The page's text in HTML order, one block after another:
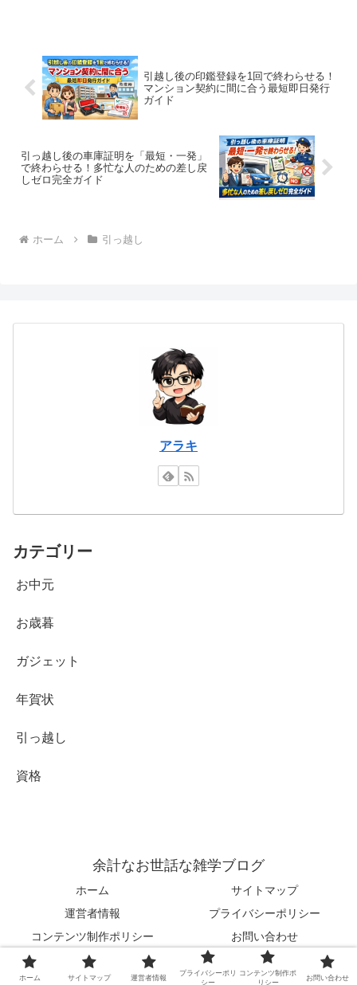
引越し後の印鑑登録を1回で終わらせる！
マンション契約に間に合う最短即日発行
ガイド
引っ越し後の車庫証明を「最短・一発」
で終わらせる！多忙な人のための差し戻
しゼロ完全ガイド
ホーム 引っ越し
アラキ
カテゴリー
お中元
お歳暮
ガジェット
年賀状
引っ越し
資格
余計なお世話な雑学ブログ
ホーム
サイトマップ
運営者情報
プライバシーポリシー
コンテンツ制作ポリシー
お問い合わせ
© 2025 余計なお世話な雑学ブログ.
ホーム サイトマップ 運営者情報
プライバシーポリ
シー
コンテンツ制作ポ
リシー
お問い合わせ